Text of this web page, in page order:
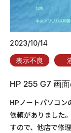
2023/10/14
表示不良
HP 255 G7 画
HPノートパソコン
依頼がありました
すので、他店で修